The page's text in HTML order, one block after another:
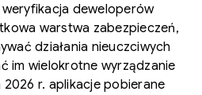
deweloperów
warstwa zabezpieczeń,
działania nieuczciwych
im wielokrotne wyrządzanie
r. aplikacje pobierane